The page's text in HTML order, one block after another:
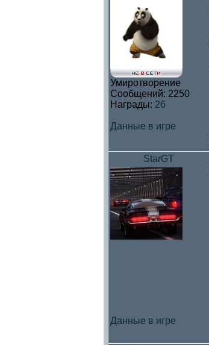
Умиротворение
Сообщений: 2250
Награды: 26
Данные в игре
StarGT
Данные в игре